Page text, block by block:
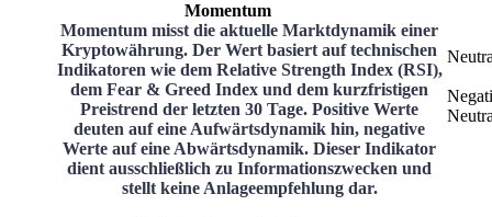
Momentum
Momentum misst die aktuelle Marktdynamik einer
Kryptowährung. Der Wert basiert auf technischen
Indikatoren wie dem Relative Strength Index (RSI),
dem Fear & Greed Index und dem kurzfristigen
Preistrend der letzten 30 Tage. Positive Werte
deuten auf eine Aufwärtsdynamik hin, negative
Werte auf eine Abwärtsdynamik. Dieser Indikator
dient ausschließlich zu Informationszwecken und
stellt keine Anlageempfehlung dar.